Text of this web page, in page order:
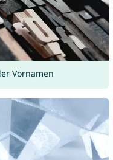
Vornamen